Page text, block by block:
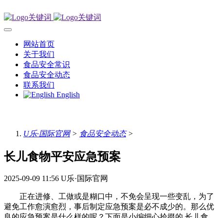
网站首页
关于我们
食品安全常识
食品安全动态
联系我们
English
U乐·国际官网> 食品安全动态>
长儿食物平安应急预案
2025-09-09 11:56 U乐·国际官网
正在进修、工做或是糊口中，不免会呈现一些变乱，为了
避免工作愈演愈烈，事后制定应急预案是必不成少的。那么优